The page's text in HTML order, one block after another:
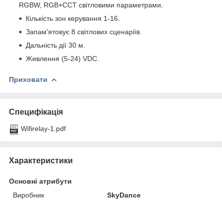
RGBW, RGB+CCT світловими параметрами.
Кількість зон керування 1-16.
Запам'ятовує 8 світлових сценаріїв.
Дальність дії 30 м.
Живлення (5-24) VDC.
Приховати
Специфікація
Wifirelay-1.pdf
Характеристики
Основні атрибути
Виробник
SkyDance